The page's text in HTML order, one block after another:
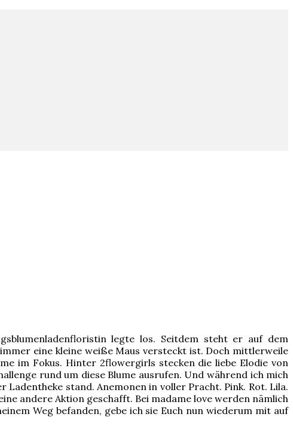
legte los. Seitdem steht er auf dem
eine kleine weiße Maus versteckt ist. Doch mittlerweile
im Fokus. Hinter 2flowergirls stecken die liebe Elodie von
rund um diese Blume ausrufen. Und während ich mich
stand. Anemonen in voller Pracht. Pink. Rot. Lila.
andere Aktion geschafft. Bei madame love werden nämlich
Weg befanden, gebe ich sie Euch nun wiederum mit auf